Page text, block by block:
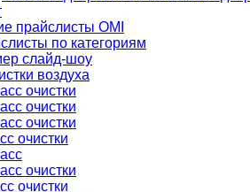
прайслисты OMI
по категориям
слайд-шоу
воздуха
очистки
очистки
очистки
очистки
очистки
очистки